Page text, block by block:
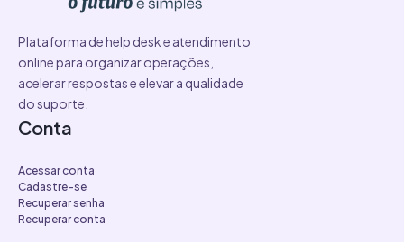
Plataforma de help desk e atendimento
online para organizar operações,
acelerar respostas e elevar a qualidade
do suporte.
Conta
Acessar conta
Cadastre-se
Recuperar senha
Recuperar conta